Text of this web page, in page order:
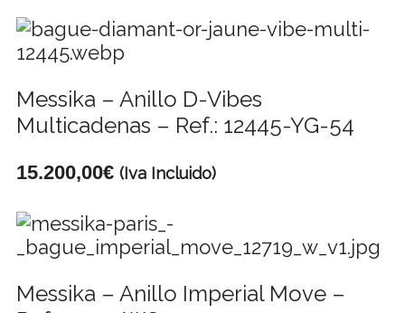
Messika – Anillo D-Vibes
Multicadenas – Ref.: 12445-YG-54
15.200,00€ (Iva Incluido)
Messika – Anillo Imperial Move –